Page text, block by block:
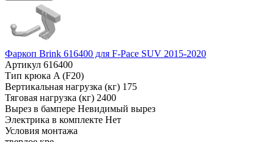
Фаркоп Brink 616400 для F-Pace SUV 2015-2020
Артикул 616400
Тип крюка A (F20)
Вертикальная нагрузка (кг) 175
Тяговая нагрузка (кг) 2400
Вырез в бампере Невидимый вырез
Электрика в комплекте Нет
Условия монтажа